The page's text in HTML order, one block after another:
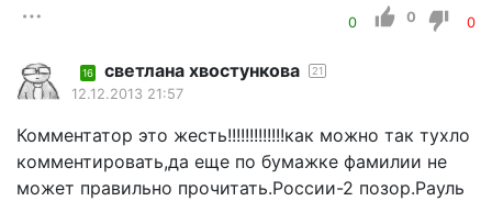
0 0 0
16 светлана хвостункова 21
12.12.2013 21:57
Комментатор это жесть!!!!!!!!!!!!!как можно так тухло
комментировать,да еще по бумажке фамилии не
может правильно прочитать.России-2 позор.Рауль